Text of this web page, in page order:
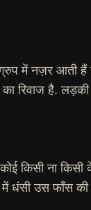
ग्रुप में नज़र आती
का रिवाज है.
किसी ना किसी
धंसी उस फाँस की